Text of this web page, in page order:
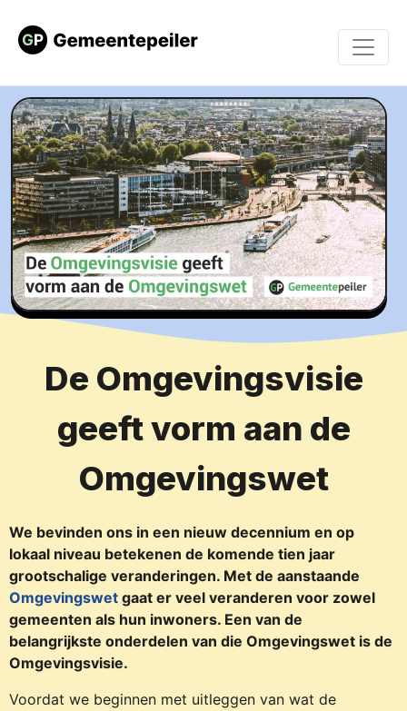
De Omgevingsvisie
geeft vorm aan de
Omgevingswet
We bevinden ons in een nieuw decennium en op
lokaal niveau betekenen de komende tien jaar
grootschalige veranderingen. Met de aanstaande
Omgevingswet gaat er veel veranderen voor zowel
gemeenten als hun inwoners. Een van de
belangrijkste onderdelen van die Omgevingswet is de
Omgevingsvisie.
Voordat we beginnen met uitleggen van wat de